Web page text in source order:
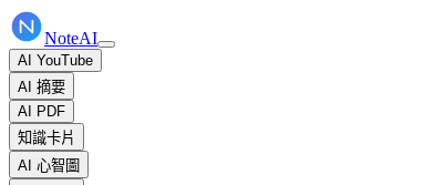
NoteAI
AI YouTube
AI 摘要
AI PDF
知識卡片
AI 心智圖